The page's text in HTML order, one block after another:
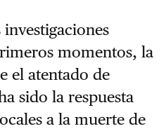
momentos, la
el atentado de
sido la respuesta
a la muerte de